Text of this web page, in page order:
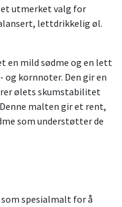
utmerket valg for
lettdrikkelig øl.
en mild sødme og en lett
kornnoter. Den gir en
ølets skumstabilitet
malten gir et rent,
som understøtter de
som spesialmalt for å